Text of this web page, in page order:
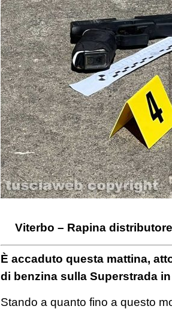
Viterbo – Rapina
È accaduto questa mattina,
di benzina sulla Superstrada
Stando a quanto fino a questo